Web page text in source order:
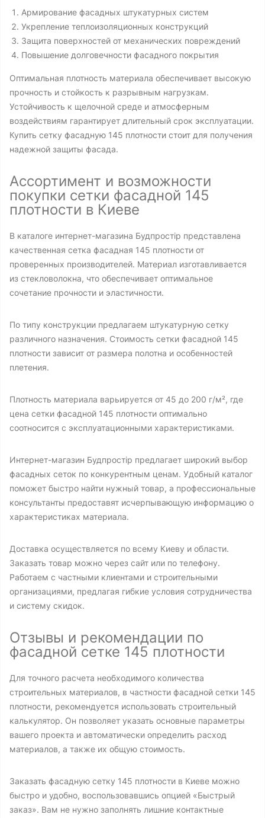
Армирование фасадных штукатурных систем
Укрепление теплоизоляционных конструкций
Защита поверхностей от механических повреждений
Повышение долговечности фасадного покрытия
Оптимальная плотность материала обеспечивает высокую
прочность и стойкость к разрывным нагрузкам.
Устойчивость к щелочной среде и атмосферным
воздействиям гарантирует длительный срок эксплуатации.
Купить сетку фасадную 145 плотности стоит для получения
надежной защиты фасада.
Ассортимент и возможности
покупки сетки фасадной 145
плотности в Киеве
В каталоге интернет-магазина Будпростір представлена
качественная сетка фасадная 145 плотности от
проверенных производителей. Материал изготавливается
из стекловолокна, что обеспечивает оптимальное
сочетание прочности и эластичности.
По типу конструкции предлагаем штукатурную сетку
различного назначения. Стоимость сетки фасадной 145
плотности зависит от размера полотна и особенностей
плетения.
Плотность материала варьируется от 45 до 200 г/м², где
цена сетки фасадной 145 плотности оптимально
соотносится с эксплуатационными характеристиками.
Интернет-магазин Будпростір предлагает широкий выбор
фасадных сеток по конкурентным ценам. Удобный каталог
поможет быстро найти нужный товар, а профессиональные
консультанты предоставят исчерпывающую информацию о
характеристиках материала.
Доставка осуществляется по всему Киеву и области.
Заказать товар можно через сайт или по телефону.
Работаем с частными клиентами и строительными
организациями, предлагая гибкие условия сотрудничества
и систему скидок.
Отзывы и рекомендации по
фасадной сетке 145 плотности
Для точного расчета необходимого количества
строительных материалов, в частности фасадной сетки 145
плотности, рекомендуется использовать строительный
калькулятор. Он позволяет указать основные параметры
вашего проекта и автоматически определить расход
материалов, а также их общую стоимость.
Заказать фасадную сетку 145 плотности в Киеве можно
быстро и удобно, воспользовавшись опцией «Быстрый
заказ». Вам не нужно заполнять лишние контактные